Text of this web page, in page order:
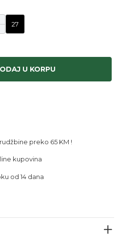
27
U KORPU
preko 65 KM !
kupovina
od 14 dana